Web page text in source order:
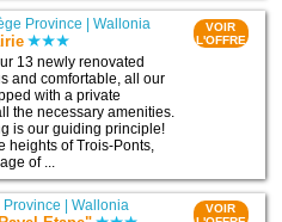
Province |Wallonia
13 newly renovated
and comfortable, all our
with a private
the necessary amenities.
is our guiding principle!
heights of Trois-Ponts,
of ...
VOIR
L'OFFRE
Province |Wallonia
VOIR